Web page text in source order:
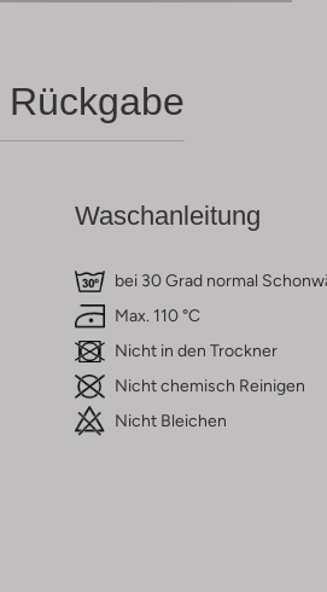
Waschanleitung
bei 30 Grad normal
Max. 110 °C
Nicht in den Trockner
Nicht chemisch Reinigen
Nicht Bleichen